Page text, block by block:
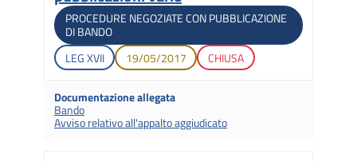
Tipologia di gara
PROCEDURE NEGOZIATE CON PUBBLICAZIONE
DI BANDO
Legislatura di apertura
LEGXVII Data di apertura
19/05/2017 Stato gara
CHIUSA
Documentazione allegata
Bando
Avviso relativo all'appalto aggiudicato